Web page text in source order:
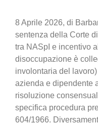
8 Aprile 2026, di
sentenza della Corte
tra NASpI e incentivo
disoccupazione è
involontaria del
azienda e dipendente
risoluzione
specifica procedura
604/1966.